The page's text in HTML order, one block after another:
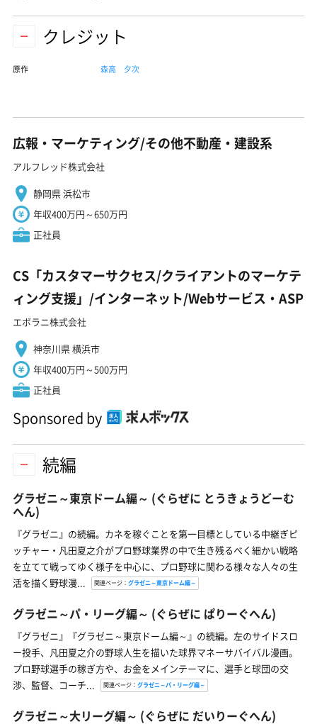
クレジット
原作 森高 夕次
広報・マーケティング/その他不動産・建設系
アルフレッド株式会社
静岡県 浜松市
年収400万円～650万円
正社員
CS「カスタマーサクセス/クライアントのマーケテ
ィング支援」/インターネット/Webサービス・ASP
エボラニ株式会社
神奈川県 横浜市
年収400万円～500万円
正社員
Sponsored by
続編
グラゼニ～東京ドーム編～ (ぐらぜに とうきょうどーむ
へん)
『グラゼニ』の続編。カネを稼ぐことを第一目標としている中継ぎピ
ッチャー・凡田夏之介がプロ野球業界の中で生き残るべく細かい戦略
を立てて戦ってゆく様子を中心に、プロ野球に関わる様々な人々の生
活を描く野球漫...
関連ページ： グラゼニ～東京ドーム編～
グラゼニ～パ・リーグ編～ (ぐらぜに ぱりーぐへん)
『グラゼニ』『グラゼニ～東京ドーム編～』の続編。左のサイドスロ
ー投手、凡田夏之介の野球人生を描いた球界マネーサバイバル漫画。
プロ野球選手の稼ぎ方や、お金をメインテーマに、選手と球団の交
渉、監督、コーチ...
関連ページ： グラゼニ～パ・リーグ編～
グラゼニ～大リーグ編～ (ぐらぜに だいりーぐへん)